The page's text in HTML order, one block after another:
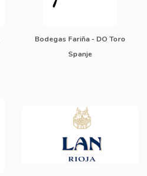
Bodegas Fariña - DO Toro
Spanje